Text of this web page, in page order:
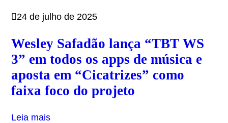
24 de julho de 2025
Wesley Safadão lança “TBT WS
3” em todos os apps de música e
aposta em “Cicatrizes” como
faixa foco do projeto
Leia mais